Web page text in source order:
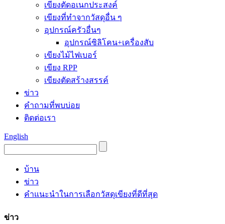
เขียงตัดอเนกประสงค์
เขียงที่ทำจากวัสดุอื่น ๆ
อุปกรณ์ครัวอื่นๆ
อุปกรณ์ซิลิโคน+เครื่องสับ
เขียงไม้ไฟเบอร์
เขียง RPP
เขียงตัดสร้างสรรค์
ข่าว
คำถามที่พบบ่อย
ติดต่อเรา
English
บ้าน
ข่าว
คำแนะนำในการเลือกวัสดุเขียงที่ดีที่สุด
ข่าว